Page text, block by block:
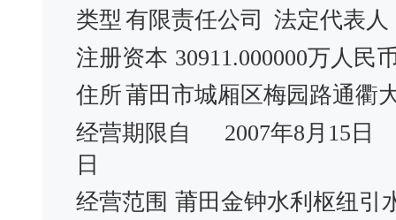
类型 有限责任公司
法定代表人
注册资本 30911.000000万人民
住所莆田市城厢区梅园路通衢
经营期限自
2007年8月15日
日
经营范围 莆田金钟水利枢纽引